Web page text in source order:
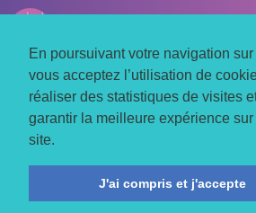
En poursuivant votre navigation sur
vous acceptez l’utilisation de
réaliser des statistiques de visites
garantir la meilleure expérience sur
site.
J'ai compris et j'accepte
LE TROIS
Accueil Actualités
Animation
Des déchets et des hommes
SPECTACLE &
GESTICULÉE